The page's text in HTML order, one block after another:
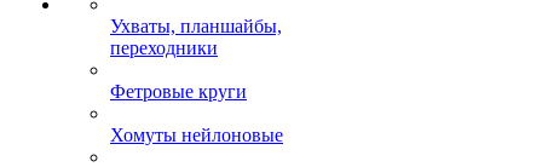
Ухваты, планшайбы,
переходники
Фетровые круги
Хомуты нейлоновые